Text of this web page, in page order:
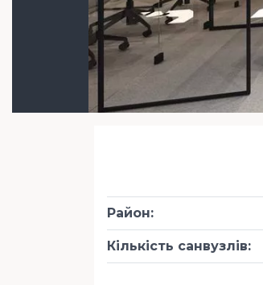
Район:
Кількість санвузлів: